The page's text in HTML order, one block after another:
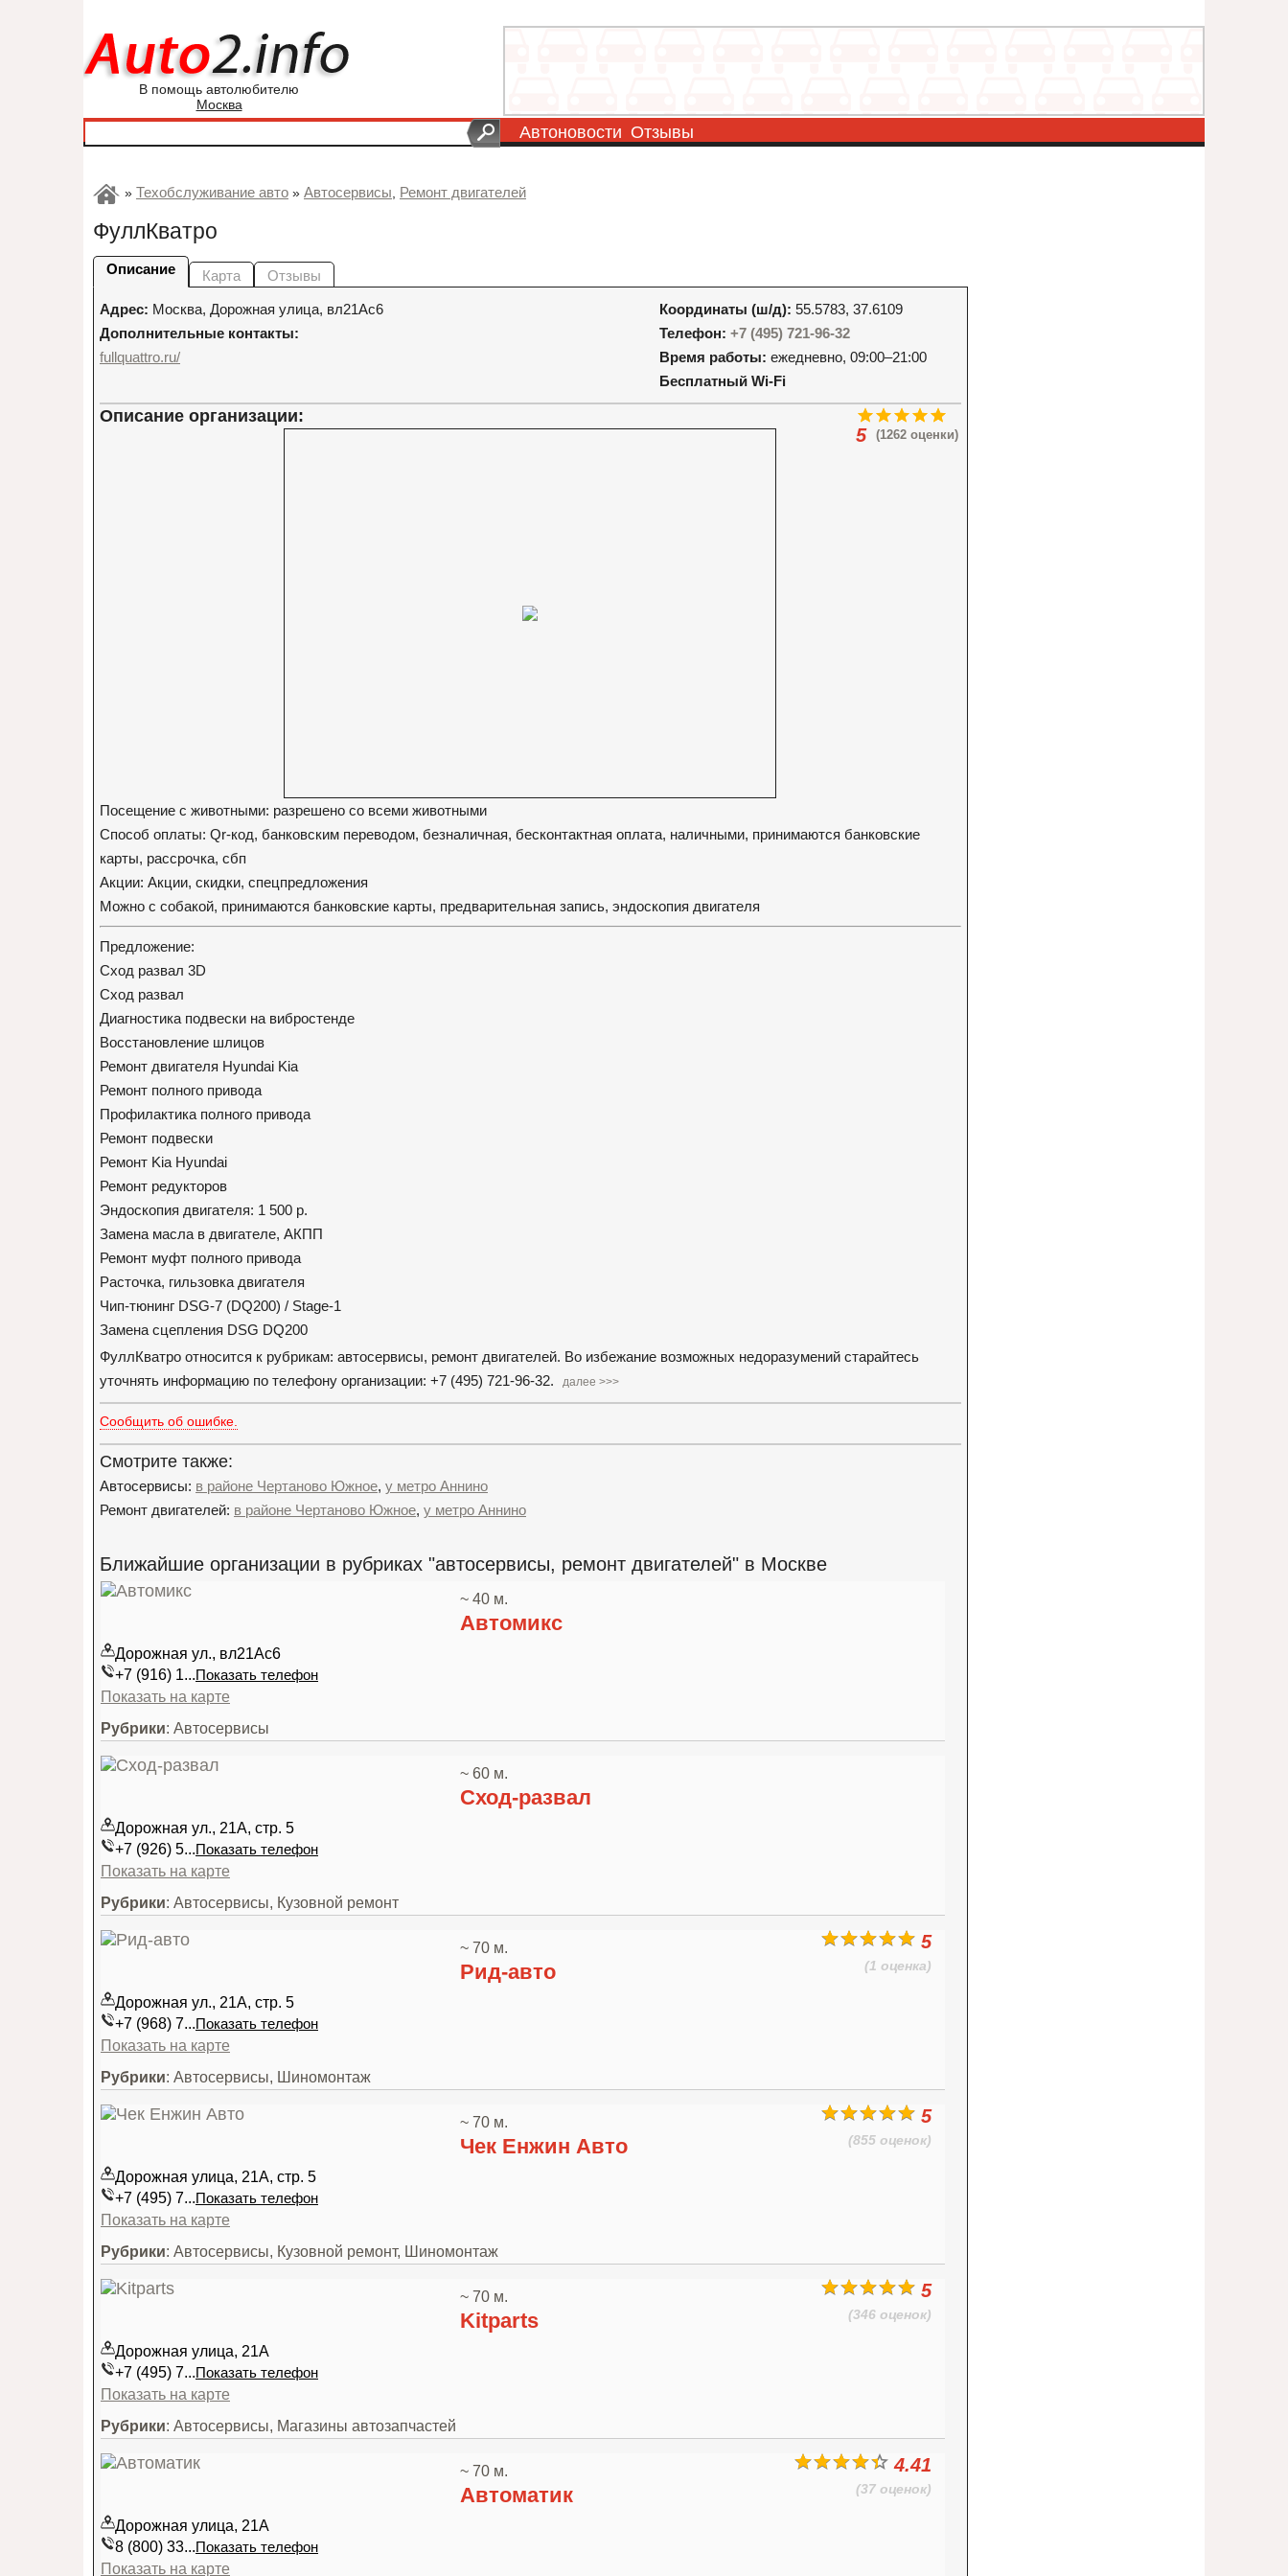
В помощь автолюбителю
Москва
Автоновости Отзывы
» Техобслуживание авто » Автосервисы, Ремонт двигателей
ФуллКватро
Описание Карта Отзывы
Адрес: Москва, Дорожная улица, вл21Ас6
Дополнительные контакты:
fullquattro.ru/
Координаты (ш/д): 55.5783, 37.6109
Телефон: +7 (495) 721-96-32
Время работы: ежедневно, 09:00–21:00
Бесплатный Wi-Fi
(1262 оценки)
5
Описание организации:
Посещение с животными: разрешено со всеми животными
Способ оплаты: Qr-код, банковским переводом, безналичная, бесконтактная оплата, наличными, принимаются банковские
карты, рассрочка, сбп
Акции: Акции, скидки, спецпредложения
Можно с собакой, принимаются банковские карты, предварительная запись, эндоскопия двигателя
Предложение:
Сход развал 3D
Сход развал
Диагностика подвески на вибростенде
Восстановление шлицов
Ремонт двигателя Hyundai Kia
Ремонт полного привода
Профилактика полного привода
Ремонт подвески
Ремонт Kia Hyundai
Ремонт редукторов
Эндоскопия двигателя: 1 500 р.
Замена масла в двигателе, АКПП
Ремонт муфт полного привода
Расточка, гильзовка двигателя
Чип-тюнинг DSG-7 (DQ200) / Stage-1
Замена сцепления DSG DQ200
ФуллКватро относится к рубрикам: автосервисы, ремонт двигателей. Во избежание возможных недоразумений старайтесь
уточнять информацию по телефону организации: +7 (495) 721-96-32.
далее >>>
Сообщить об ошибке.
Смотрите также:
Автосервисы: в районе Чертаново Южное, у метро Аннино
Ремонт двигателей: в районе Чертаново Южное, у метро Аннино
Ближайшие организации в рубриках "автосервисы, ремонт двигателей" в Москве
~ 40 м.
Автомикс
Дорожная ул., вл21Ас6
+7 (916) 1...Показать телефон
Показать на карте
Рубрики: Автосервисы
~ 60 м.
Сход-развал
Дорожная ул., 21А, стр. 5
+7 (926) 5...Показать телефон
Показать на карте
Рубрики: Автосервисы, Кузовной ремонт
5
(1 оценка)
~ 70 м.
Рид-авто
Дорожная ул., 21А, стр. 5
+7 (968) 7...Показать телефон
Показать на карте
Рубрики: Автосервисы, Шиномонтаж
5
(855 оценок)
~ 70 м.
Чек Енжин Авто
Дорожная улица, 21А, стр. 5
+7 (495) 7...Показать телефон
Показать на карте
Рубрики: Автосервисы, Кузовной ремонт, Шиномонтаж
5
(346 оценок)
~ 70 м.
Kitparts
Дорожная улица, 21А
+7 (495) 7...Показать телефон
Показать на карте
Рубрики: Автосервисы, Магазины автозапчастей
4.41
(37 оценок)
~ 70 м.
Автоматик
Дорожная улица, 21А
8 (800) 33...Показать телефон
Показать на карте